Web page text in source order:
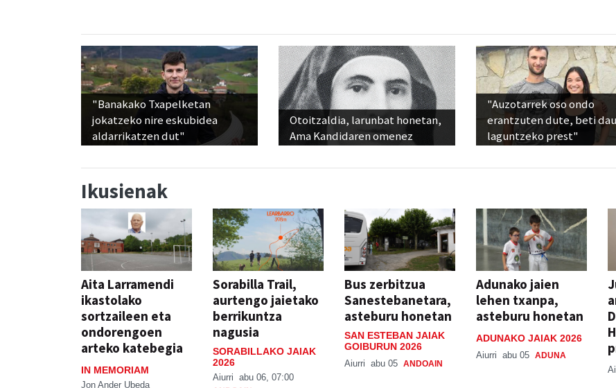
"Banakako Txapelketan
jokatzeko nire eskubidea
aldarrikatzen dut"
Otoitzaldia, larunbat honetan,
Ama Kandidaren omenez
"Auzotarrek oso ondo
erantzuten dute, beti
laguntzeko prest"
Ikusienak
Aita Larramendi
ikastolako
sortzaileen eta
ondorengoen
arteko katebegia
IN MEMORIAM
Jon Ander Ubeda
Sorabilla Trail,
aurtengo jaietako
berrikuntza
nagusia
SORABILLAKO JAIAK
2026
Aiurri abu 06, 07:00
Bus zerbitzua
Sanestebanetara,
asteburu honetan
SAN ESTEBAN JAIAK
GOIBURUN 2026
Aiurri abu 05 ANDOAIN
Adunako jaien
lehen txanpa,
asteburu honetan
ADUNAKO JAIAK 2026
Aiurri abu 05 ADUNA